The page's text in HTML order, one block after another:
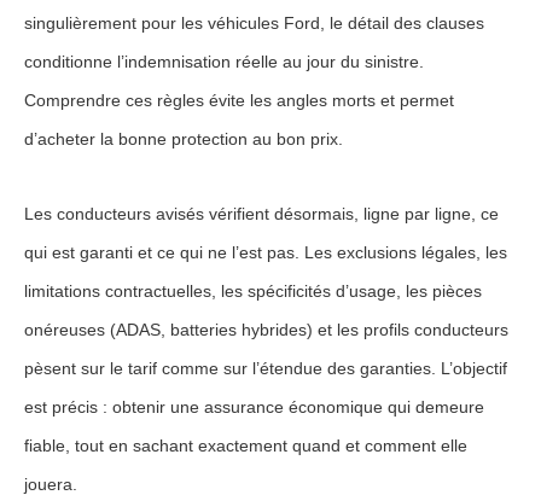
singulièrement pour les véhicules Ford, le détail des clauses
conditionne l’indemnisation réelle au jour du sinistre.
Comprendre ces règles évite les angles morts et permet
d’acheter la bonne protection au bon prix.
Les conducteurs avisés vérifient désormais, ligne par ligne, ce
qui est garanti et ce qui ne l’est pas. Les exclusions légales, les
limitations contractuelles, les spécificités d’usage, les pièces
onéreuses (ADAS, batteries hybrides) et les profils conducteurs
pèsent sur le tarif comme sur l’étendue des garanties. L’objectif
est précis : obtenir une assurance économique qui demeure
fiable, tout en sachant exactement quand et comment elle
jouera.